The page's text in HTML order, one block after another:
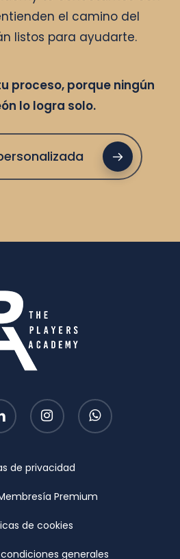
el camino del
listos para ayudarte.
proceso, porque ningún
lo logra solo.
instagram whatsapp
de privacidad
Premium
de cookies
generales